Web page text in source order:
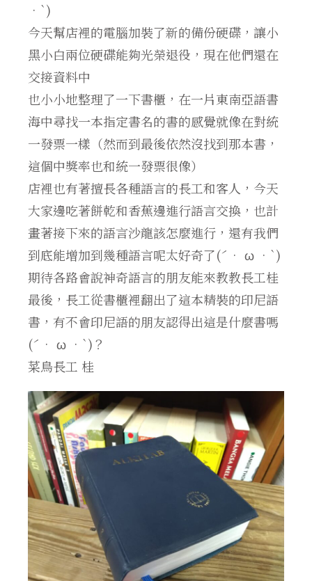
•`)
今天幫店裡的電腦加裝了新的備份硬碟，讓小
黑小白兩位硬碟能夠光榮退役，現在他們還在
交接資料中
也小小地整理了一下書櫃，在一片東南亞語書
海中尋找一本指定書名的書的感覺就像在對統
一發票一樣（然而到最後依然沒找到那本書，
這個中獎率也和統一發票很像）
店裡也有著擅長各種語言的長工和客人，今天
大家邊吃著餅乾和香蕉邊進行語言交換，也計
畫著接下來的語言沙龍該怎麼進行，還有我們
到底能增加到幾種語言呢太好奇了(ˊ• ω •`)
期待各路會說神奇語言的朋友能來教教長工桂
最後，長工從書櫃裡翻出了這本精裝的印尼語
書，有不會印尼語的朋友認得出這是什麼書嗎
(ˊ• ω •`)？
菜鳥長工 桂